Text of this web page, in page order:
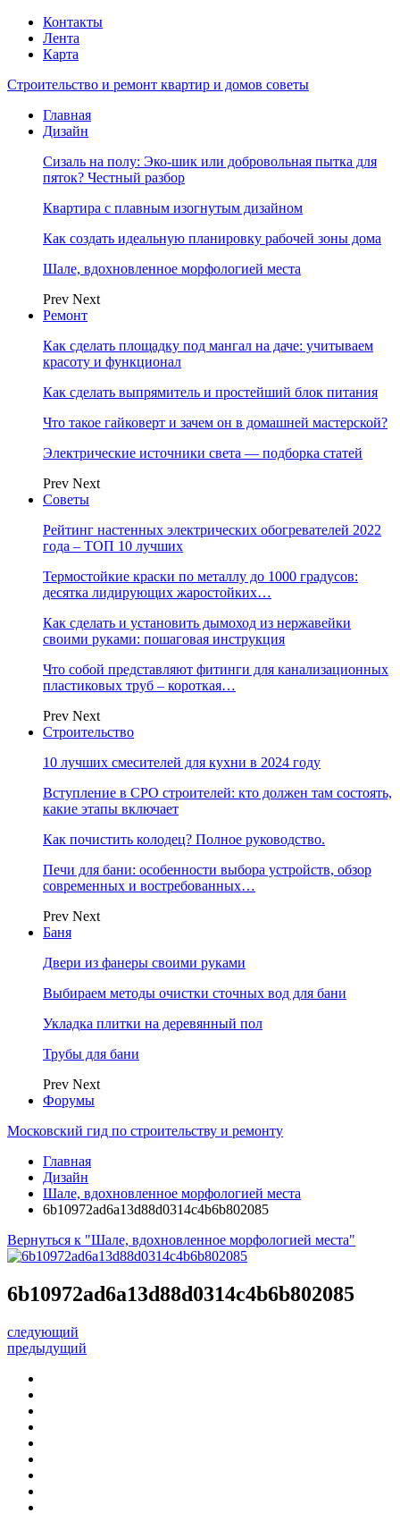
Контакты
Лента
Карта
Строительство и ремонт квартир и домов советы
Главная
Дизайн
Сизаль на полу: Эко-шик или добровольная пытка для
пяток? Честный разбор
Квартира с плавным изогнутым дизайном
Как создать идеальную планировку рабочей зоны дома
Шале, вдохновленное морфологией места
Prev Next
Ремонт
Как сделать площадку под мангал на даче: учитываем
красоту и функционал
Как сделать выпрямитель и простейший блок питания
Что такое гайковерт и зачем он в домашней мастерской?
Электрические источники света — подборка статей
Prev Next
Советы
Рейтинг настенных электрических обогревателей 2022
года – ТОП 10 лучших
Термостойкие краски по металлу до 1000 градусов:
десятка лидирующих жаростойких…
Как сделать и установить дымоход из нержавейки
своими руками: пошаговая инструкция
Что собой представляют фитинги для канализационных
пластиковых труб – короткая…
Prev Next
Строительство
10 лучших смесителей для кухни в 2024 году
Вступление в СРО строителей: кто должен там состоять,
какие этапы включает
Как почистить колодец? Полное руководство.
Печи для бани: особенности выбора устройств, обзор
современных и востребованных…
Prev Next
Баня
Двери из фанеры своими руками
Выбираем методы очистки сточных вод для бани
Укладка плитки на деревянный пол
Трубы для бани
Prev Next
Форумы
Московский гид по строительству и ремонту
Главная
Дизайн
Шале, вдохновленное морфологией места
6b10972ad6a13d88d0314c4b6b802085
Вернуться к "Шале, вдохновленное морфологией места"
6b10972ad6a13d88d0314c4b6b802085
следующий
предыдущий